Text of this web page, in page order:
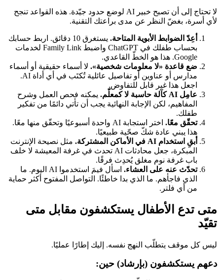
لا تحتاج إلى أن تصبح خبير AI لوضع حدود جيّدة. هذه القواعد تنجح
لأي أسرة، بغضّ النظر عن مدى براعتك التقنية.
أعِدّ الضوابط الأبوية المتاحة.
يستغرق 10 دقائق. اربط حسابك
بحساب طفلك في ChatGPT واضبط Family Link لخدمات
Google. هذا هو الخطّ القاعدي.
ضع قاعدة «لا معلومات شخصية». لا أسماء حقيقية أو أسماء
مدارس أو عناوين أو تفاصيل عائلية تُكتَب في أي أداة AI.
اجعل هذا غير قابل للتفاوض.
عامِل AI كآلة حاسبة لا كمعلّم.
يمكنه فحص العمل وشرح
المفاهيم، لكن الإجابة النهائية يجب أن تأتي دائمًا من تفكير
طفلك.
تحقّق معًا.
اختر استجابة AI واحدة أسبوعيًا وتحقّق منها معًا.
هذا يبني عادة شكّ صحّية طبيعيًا.
أبقِ استخدام AI في الأماكن المشتركة.
مثل نصيحة الإنترنت
المبكرة، جعل محادثات AI تحدث في غرفة المعيشة لا خلف
باب غرفة نوم مغلق يُحدِث فرقًا.
تحدّث عنه على العشاء.
اسأل فيمَ استخدموا AI اليوم. ما
الذي فاجأهم. ما الذي بدا خاطئًا. التواصل المفتوح أكثر حماية
من أي فلتر.
متى تدع الأطفال يستكشفون مقابل متى
تقيّد
ليس كل موقف يتطلّب النهج نفسه. إليك إطارًا عمليًا.
دعهم يستكشفون (بإرشاد) حين: